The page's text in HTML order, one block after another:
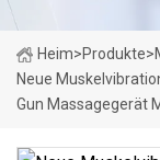
Heim>Produkte>
Neue
Gun Massagegerät